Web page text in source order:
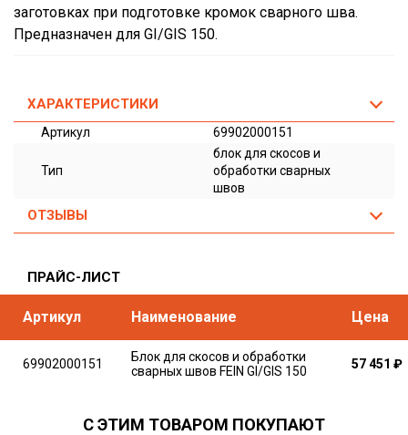
заготовках при подготовке кромок сварного шва.
Предназначен для GI/GIS 150.
ХАРАКТЕРИСТИКИ
Артикул 69902000151
Тип
блок для скосов и
обработки сварных
швов
ОТЗЫВЫ
ПРАЙС-ЛИСТ
Артикул Наименование Цена
69902000151
Блок для скосов и обработки
сварных швов FEIN GI/GIS 150
57 451 ₽
С ЭТИМ ТОВАРОМ ПОКУПАЮТ